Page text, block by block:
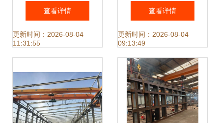
高，钢结构件成“抢
手货”
查看详情
更新时间：2026-08-04
11:31:55
频焊H型钢定制 钢
结构立柱与组件应
用解析
查看详情
更新时间：2026-08-04
09:13:49